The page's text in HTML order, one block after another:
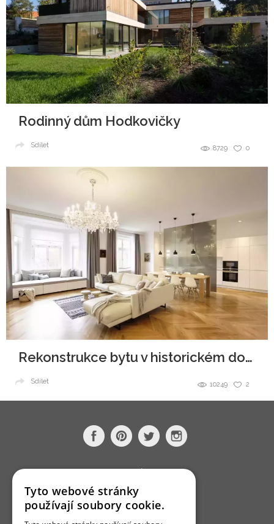
Rodinný dům Hodkovičky
0
8729
Sdílet
Rekonstrukce bytu v historickém domě
2
10249
Sdílet
O nás
Bydlo programy
Jak se zapojit?
Tyto webové stránky
používají soubory cookie.